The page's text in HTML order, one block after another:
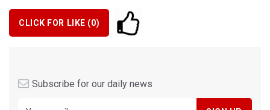
CLICK FOR LIKE (0)
Subscribe for our daily news